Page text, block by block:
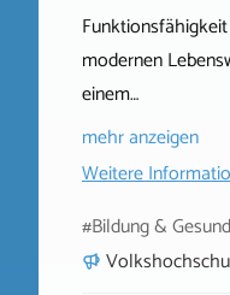
modernen
einem…
mehr anzeigen
Weitere
#Bildung &